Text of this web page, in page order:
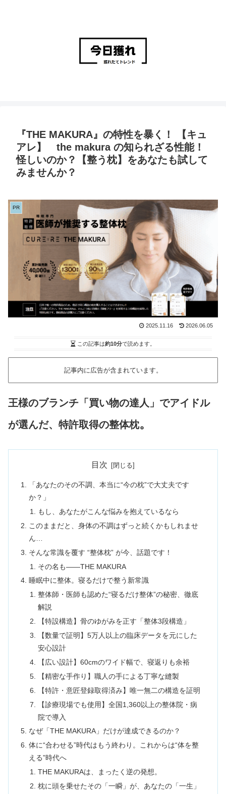
『THE MAKURA』の特性を暴く！ 【キュ
アレ】 the makura の知られざる性能！
怪しいのか？【整う枕】をあなたも試して
みませんか？
PR
2025.11.16 2026.06.05
この記事は約10分で読めます。
記事内に広告が含まれています。
王様のブランチ「買い物の達人」でアイドル
が選んだ、特許取得の整体枕。
目次
「あなたのその不調、本当に“今の枕”で大丈夫です
か？」
もし、あなたがこんな悩みを抱えているなら
このままだと、身体の不調はずっと続くかもしれませ
ん…
そんな常識を覆す “整体枕” が今、話題です！
その名も――THE MAKURA
睡眠中に整体。寝るだけで整う新常識
整体師・医師も認めた“寝るだけ整体”の秘密、徹底
解説
【特設構造】骨のゆがみを正す「整体3段構造」
【数量で証明】5万人以上の臨床データを元にした
安心設計
【広い設計】60cmのワイド幅で、寝返りも余裕
【精密な手作り】職人の手による丁寧な縫製
【特許・意匠登録取得済み】唯一無二の構造を証明
【診療現場でも使用】全国1,360以上の整体院・病
院で導入
なぜ「THE MAKURA」だけが達成できるのか？
体に“合わせる”時代はもう終わり。これからは“体を整
える”時代へ
THE MAKURAは、まったく逆の発想。
枕に頭を乗せたその「一瞬」が、あなたの「一生」